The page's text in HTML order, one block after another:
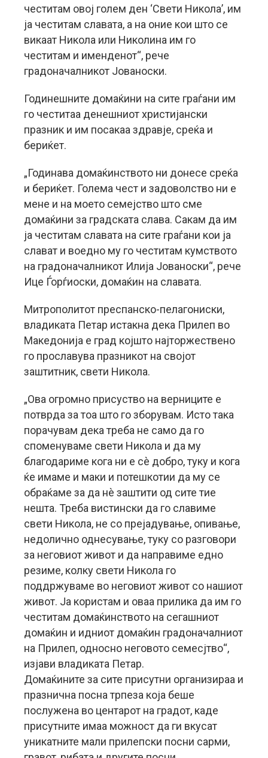
честитам овој голем ден ‘Свети Никола’, им
ја честитам славата, а на оние кои што се
викаат Никола или Николина им го
честитам и именденот“, рече
градоначалникот Јованоски.
Годинешните домаќини на сите граѓани им
го честитаа денешниот христијански
празник и им посакаа здравје, среќа и
бериќет.
„Годинава домаќинството ни донесе среќа
и бериќет. Голема чест и задоволство ни е
мене и на моето семејство што сме
домаќини за градската слава. Сакам да им
ја честитам славата на сите граѓани кои ја
слават и воедно му го честитам кумството
на градоначалникот Илија Јованоски“, рече
Ице Ѓорѓиоски, домаќин на славата.
Митрополитот преспанско-пелагониски,
владиката Петар истакна дека Прилеп во
Македонија е град којшто најторжествено
го прославува празникот на својот
заштитник, свети Никола.
„Ова огромно присуство на верниците е
потврда за тоа што го зборувам. Исто така
порачувам дека треба не само да го
споменуваме свети Никола и да му
благодариме кога ни е сè добро, туку и кога
ќе имаме и маки и потешкотии да му се
обраќаме за да нè заштити од сите тие
нешта. Треба вистински да го славиме
свети Никола, не со прејадување, опивање,
недолично однесување, туку со разговори
за неговиот живот и да направиме едно
резиме, колку свети Никола го
поддржуваме во неговиот живот со нашиот
живот. Ја користам и оваа прилика да им го
честитам домаќинството на сегашниот
домаќин и идниот домаќин градоначалниот
на Прилеп, односно неговото семесјтво“,
изјави владиката Петар.
Домаќините за сите присутни организираа и
празнична посна трпеза која беше
послужена во центарот на градот, каде
присутните имаа можност да ги вкусат
уникатните мали прилепски посни сарми,